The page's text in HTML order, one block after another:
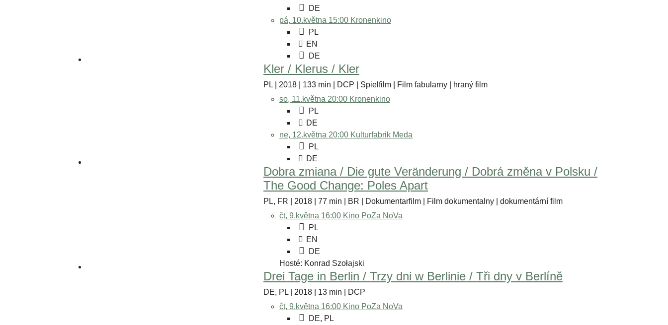
DE
pá, 10.května 15:00 Kronenkino
PL
EN
DE
Kler / Klerus / Kler
PL | 2018 | 133 min | DCP | Spielfilm | Film fabularny | hraný film
so, 11.května 20:00 Kronenkino
PL
DE
ne, 12.května 20:00 Kulturfabrik Meda
PL
DE
Dobra zmiana / Die gute Veränderung / Dobrá změna v Polsku /
The Good Change: Poles Apart
PL, FR | 2018 | 77 min | BR | Dokumentarfilm | Film dokumentalny | dokumentární film
čt, 9.května 16:00 Kino PoZa NoVa
PL
EN
DE
Hosté: Konrad Szołajski
Drei Tage in Berlin / Trzy dni w Berlinie / Tři dny v Berlíně
DE, PL | 2018 | 13 min | DCP
čt, 9.května 16:00 Kino PoZa NoVa
DE, PL